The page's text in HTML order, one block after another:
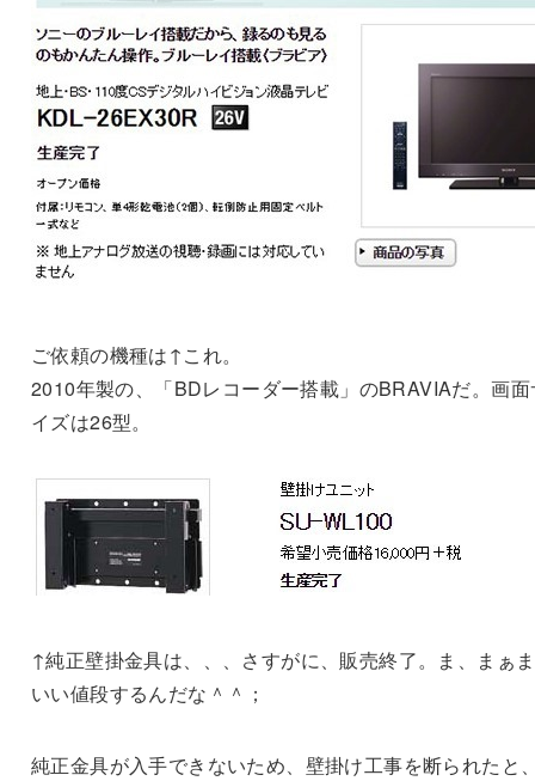
ご依頼の機種は↑これ。
2010年製の、「BDレコーダー搭載」のBRAVIAだ。画面
イズは26型。
↑純正壁掛金具は、、、さすがに、販売終了。ま、まぁ
いい値段するんだな＾＾；
純正金具が入手できないため、壁掛け工事を断られたと